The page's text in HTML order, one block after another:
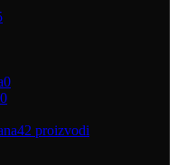
0
0
42 proizvodi